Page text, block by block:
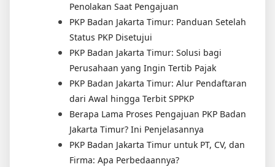
Penolakan Saat Pengajuan
PKP Badan Jakarta Timur: Panduan Setelah
Status PKP Disetujui
PKP Badan Jakarta Timur: Solusi bagi
Perusahaan yang Ingin Tertib Pajak
PKP Badan Jakarta Timur: Alur Pendaftaran
dari Awal hingga Terbit SPPKP
Berapa Lama Proses Pengajuan PKP Badan
Jakarta Timur? Ini Penjelasannya
PKP Badan Jakarta Timur untuk PT, CV, dan
Firma: Apa Perbedaannya?